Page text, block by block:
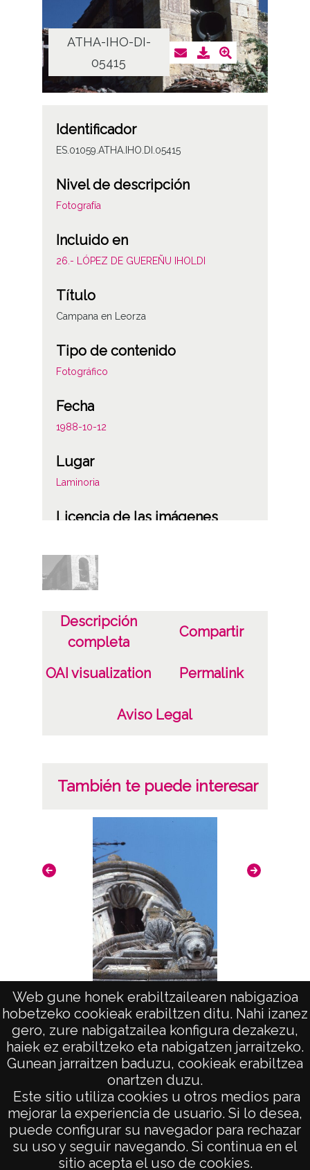
Web gune honek erabiltzailearen nabigazioa
hobetzeko cookieak erabiltzen ditu. Nahi izanez
gero, zure nabigatzailea konfigura dezakezu,
haiek ez erabiltzeko eta nabigatzen jarraitzeko.
Gunean jarraitzen baduzu, cookieak erabiltzea
onartzen duzu.
Este sitio utiliza cookies u otros medios para
mejorar la experiencia de usuario. Si lo desea,
puede configurar su navegador para rechazar
su uso y seguir navegando. Si continua en el
sitio acepta el uso de cookies.
ATHA-IHO-DI-
05415
Identificador
ES.01059.ATHA.IHO.DI.05415
Nivel de descripción
Fotografía
Incluido en
26.- LÓPEZ DE GUEREÑU IHOLDI
Título
Campana en Leorza
Tipo de contenido
Fotográfico
Fecha
1988-10-12
Lugar
Laminoria
Licencia de las imágenes
Descripción
completa
Compartir
OAI visualization Permalink
Aviso Legal
También te puede interesar
Campana en Pariza
AVISO LEGAL
POLÍTICA DE PRIVACIDAD
ACCESIBILIDAD
ATENCIÓN CIUDADANA